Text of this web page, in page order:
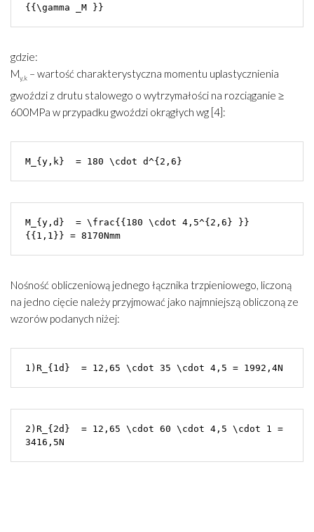
gdzie:
My,k – wartość charakterystyczna momentu uplastycznienia
gwoździ z drutu stalowego o wytrzymałości na rozciąganie ≥
600MPa w przypadku gwoździ okrągłych wg [4]:
M_{y,k}  = 180 \cdot d^{2,6}
M_{y,d}  = \frac{{180 \cdot 4,5^{2,6} }}
Nośność obliczeniową jednego łącznika trzpieniowego, liczoną
na jedno cięcie należy przyjmować jako najmniejszą obliczoną ze
wzorów podanych niżej:
1)R_{1d}  = 12,65 \cdot 35 \cdot 4,5 = 1992,4N
2)R_{2d}  = 12,65 \cdot 60 \cdot 4,5 \cdot 1 =
3416,5N